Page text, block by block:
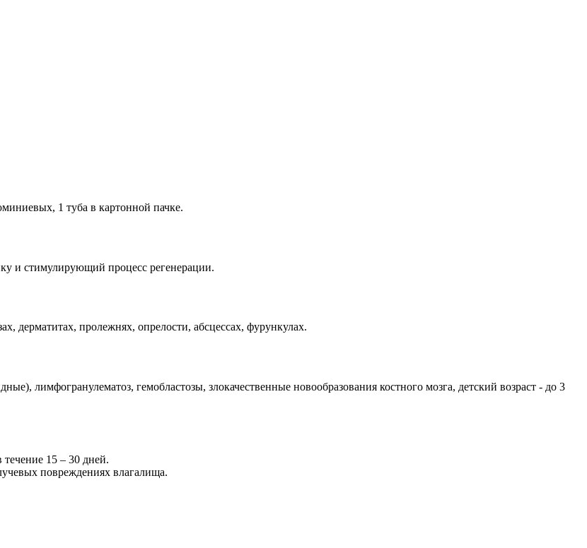
1 туба в картонной пачке.
и стимулирующий процесс регенерации.
дерматитах, пролежнях, опрелости, абсцессах, фурункулах.
лимфогранулематоз, гемобластозы, злокачественные новообразования костного мозга, детский возраст - до 3
15 – 30 дней.
повреждениях влагалища.